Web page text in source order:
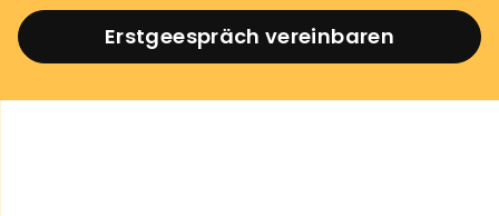
Erstgeespräch vereinbaren